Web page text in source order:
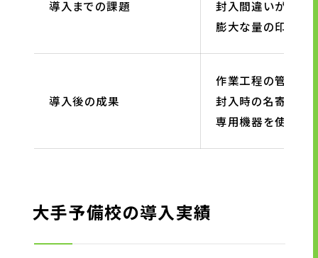
導入までの課題
封入間違いが発生
膨大な量の印刷、
導入後の成果
作業工程の管理に
封入時の名寄せに
専用機器を使用し
大手予備校の導入実績